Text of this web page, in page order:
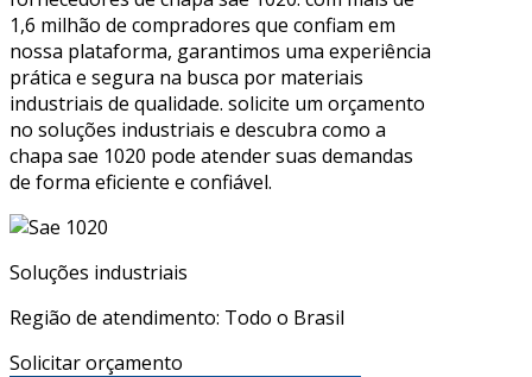
1,6 milhão de compradores que confiam em
nossa plataforma, garantimos uma experiência
prática e segura na busca por materiais
industriais de qualidade. solicite um orçamento
no soluções industriais e descubra como a
chapa sae 1020 pode atender suas demandas
de forma eficiente e confiável.
Soluções industriais
Região de atendimento: Todo o Brasil
Solicitar orçamento